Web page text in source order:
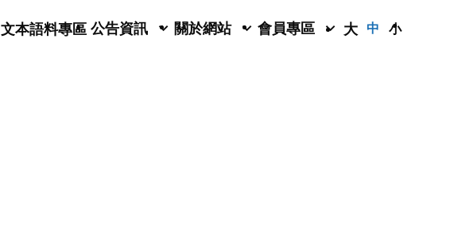
文本語料專區 公告資訊 關於網站 會員專區 大 中 小